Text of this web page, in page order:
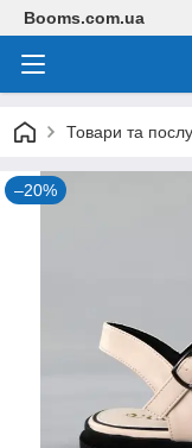
Booms.com.ua
Товари та
–20%